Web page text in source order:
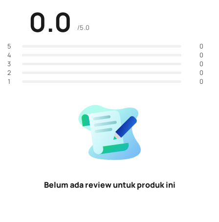
0.0 /5.0
5
0
4
0
3
0
2
0
1
0
Belum ada review untuk produk ini